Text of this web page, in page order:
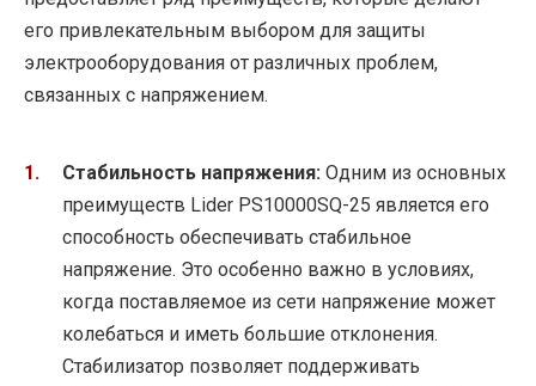
его привлекательным выбором для защиты
электрооборудования от различных проблем,
связанных с напряжением.
Стабильность напряжения: Одним из основных
преимуществ Lider PS10000SQ-25 является его
способность обеспечивать стабильное
напряжение. Это особенно важно в условиях,
когда поставляемое из сети напряжение может
колебаться и иметь большие отклонения.
Стабилизатор позволяет поддерживать